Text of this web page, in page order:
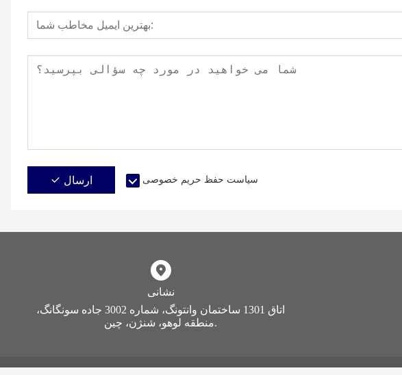
ارسال سیاست حفظ حریم خصوصی
نشانی
اتاق 1301 ساختمان وانتونگ، شماره 3002 جاده سونگانگ،
منطقه لوهو، شنژن، چین.